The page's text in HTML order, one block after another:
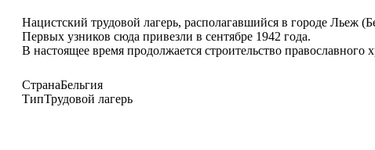
Нацистский трудовой лагерь, располагавшийся в городе Льеж
Первых узников сюда привезли в сентябре 1942 года.
В настоящее время продолжается строительство православного
СтранаБельгия
ТипТрудовой лагерь